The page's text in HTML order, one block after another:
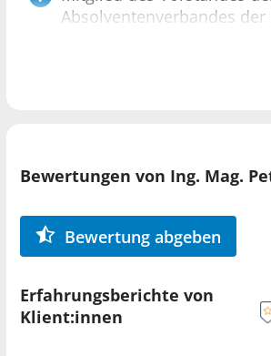
Profilbild: © Webdesign:
Absolventenverbandes der
Bewertungen von Ing. Mag.
Bewertung abgeben
Erfahrungsberichte von
Klient:innen